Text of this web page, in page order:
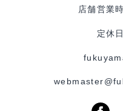
店舗営業
定休